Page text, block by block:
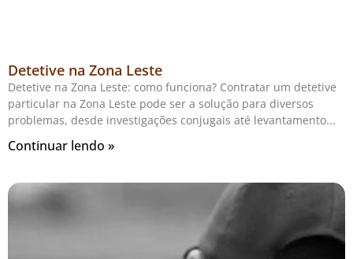
Detetive na Zona Leste
Detetive na Zona Leste: como funciona? Contratar um detetive
particular na Zona Leste pode ser a solução para diversos
problemas, desde investigações conjugais até levantamento
Continuar lendo »